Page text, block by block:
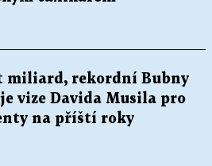
miliard, rekordní Bubny
vize Davida Musila pro
na příští roky